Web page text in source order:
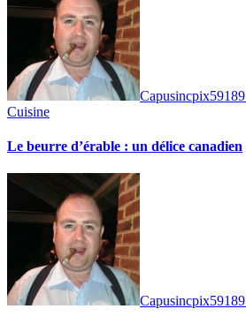
Capusincpix59189
Cuisine
Le beurre d’érable : un délice canadien
Capusincpix59189